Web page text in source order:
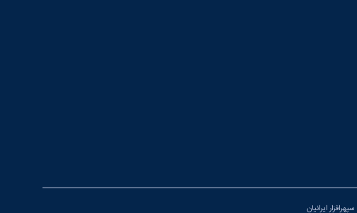
سپهرافزار ایرانیان